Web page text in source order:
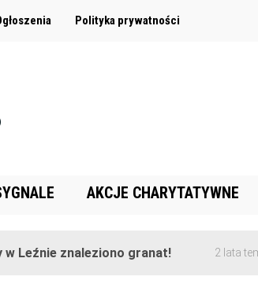
Polityka prywatności
AKCJE CHARYTATYWNE
Leźnie znaleziono granat! 2 lata temu